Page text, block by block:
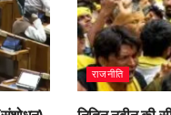
राजनीति